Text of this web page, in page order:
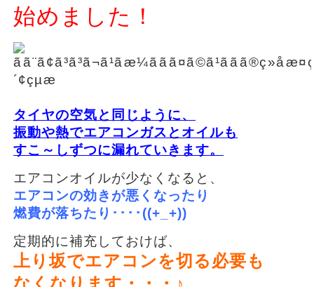
始めました！
タイヤの空気と同じように、
振動や熱でエアコンガスとオイルも
すこ～しずつに漏れていきます。
エアコンオイルが少なくなると、
エアコンの効きが悪くなったり
燃費が落ちたり････((+_+))
定期的に補充しておけば、
上り坂でエアコンを切る必要も
なくなります・・・♪